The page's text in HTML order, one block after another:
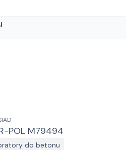
POL M79494
do betonu